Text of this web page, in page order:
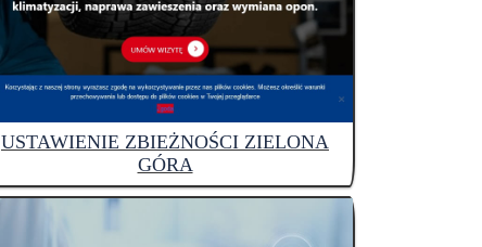
USTAWIENIE ZBIEŻNOŚCI ZIELONA
GÓRA